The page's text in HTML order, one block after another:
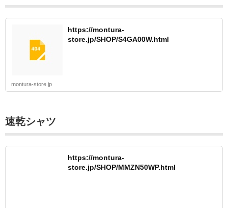
https://montura-
store.jp/SHOP/S4GA00W.html
montura-store.jp
速乾シャツ
https://montura-
store.jp/SHOP/MMZN50WP.html